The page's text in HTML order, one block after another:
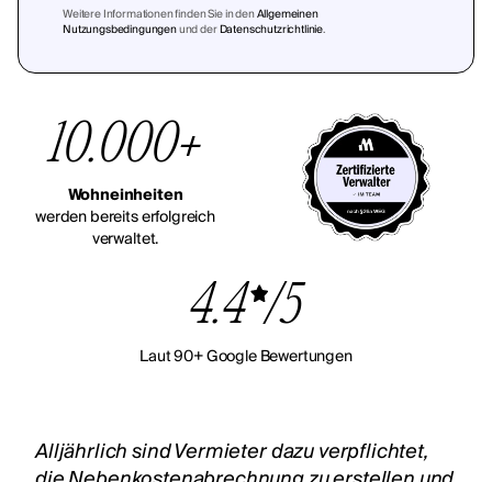
Weitere Informationen finden Sie in denAllgemeinen
Nutzungsbedingungenund derDatenschutzrichtlinie.
10.000+
Wohneinheiten
werden bereits erfolgreich
verwaltet.
4.4 /5
Laut 90+ Google Bewertungen
Alljährlich sind Vermieter dazu verpflichtet,